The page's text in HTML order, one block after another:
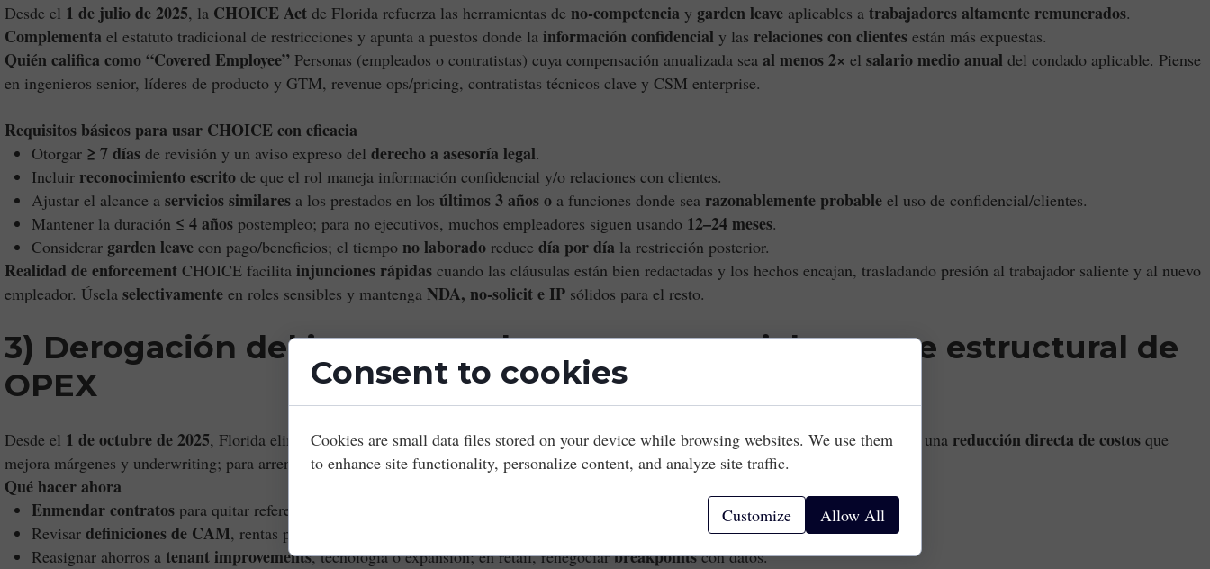
Desde el 1 de julio de 2025, la CHOICE Act de Florida refuerza las herramientas de no-competencia y garden leave aplicables a trabajadores altamente remunerados.
Complementa el estatuto tradicional de restricciones y apunta a puestos donde la información confidencial y las relaciones con clientes están más expuestas.
Quién califica como “Covered Employee” Personas (empleados o contratistas) cuya compensación anualizada sea al menos 2× el salario medio anual del condado aplicable. Piense
en ingenieros senior, líderes de producto y GTM, revenue ops/pricing, contratistas técnicos clave y CSM enterprise.
Requisitos básicos para usar CHOICE con eficacia
Otorgar ≥ 7 días de revisión y un aviso expreso del derecho a asesoría legal.
Incluir reconocimiento escrito de que el rol maneja información confidencial y/o relaciones con clientes.
Ajustar el alcance a servicios similares a los prestados en los últimos 3 añoso a funciones donde sea razonablemente probable el uso de confidencial/clientes.
Mantener la duración ≤ 4 años postempleo; para no ejecutivos, muchos empleadores siguen usando 12–24 meses.
Considerar garden leave con pago/beneficios; el tiempo no laborado reduce día por día la restricción posterior.
Realidad de enforcement CHOICE facilita injunciones rápidas cuando las cláusulas están bien redactadas y los hechos encajan, trasladando presión al trabajador saliente y al nuevo
empleador. Úsela selectivamente en roles sensibles y mantenga NDA, no-solicit e IP sólidos para el resto.
3) Derogación del impuesto a la renta comercial: recorte estructural de
OPEX
Desde el 1 de octubre de 2025, Florida elimina el impuesto estatal y local que gravaba larenta de locales comerciales. Para inquilinos, es una reducción directa de costos que
mejora márgenes y underwriting; para arrendadores, simplifica la facturación y elimina fricciones con empresas de fuera del estado.
Qué hacer ahora
Enmendar contratos para quitar referencias al impuesto y automáticos; desde octubre 2025 muestre0%
Revisar definiciones de CAM, rentas porcentuales y
Reasignar ahorros a tenant improvements, tecnología o expansión; en retail, renegociarbreakpointscon datos.
Consent to cookies
Cookies are small data files stored on your device while browsing websites. We use them
to enhance site functionality, personalize content, and analyze site traffic.
Customize Allow All